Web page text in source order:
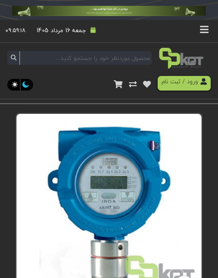
جمعه 16 مرداد 1405 ۰۹:۵۹:۱۸
ورود/ ثبت نام